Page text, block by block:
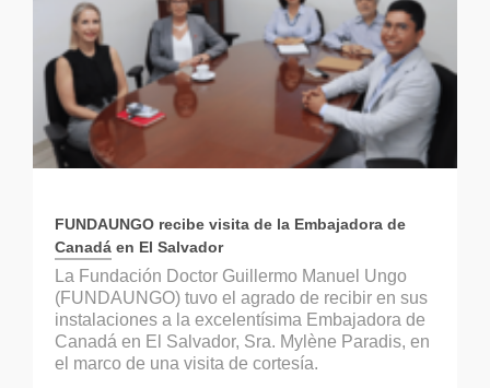
FUNDAUNGO recibe visita de la Embajadora de
Canadá en El Salvador
La Fundación Doctor Guillermo Manuel Ungo
(FUNDAUNGO) tuvo el agrado de recibir en sus
instalaciones a la excelentísima Embajadora de
Canadá en El Salvador, Sra. Mylène Paradis, en
el marco de una visita de cortesía.